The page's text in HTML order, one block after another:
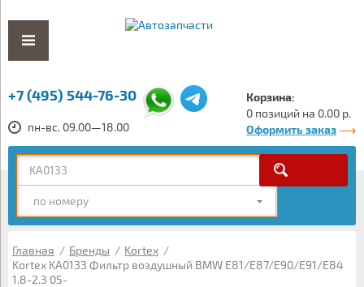
+7 (495) 544-76-30
пн-вс. 09.00—18.00
Корзина:
0 позиций на 0.00 р.
Оформить заказ
по номеру
Главная / Бренды / Kortex /
Kortex KA0133 Фильтр воздушный BMW E81/E87/E90/E91/E84
1.8-2.3 05-